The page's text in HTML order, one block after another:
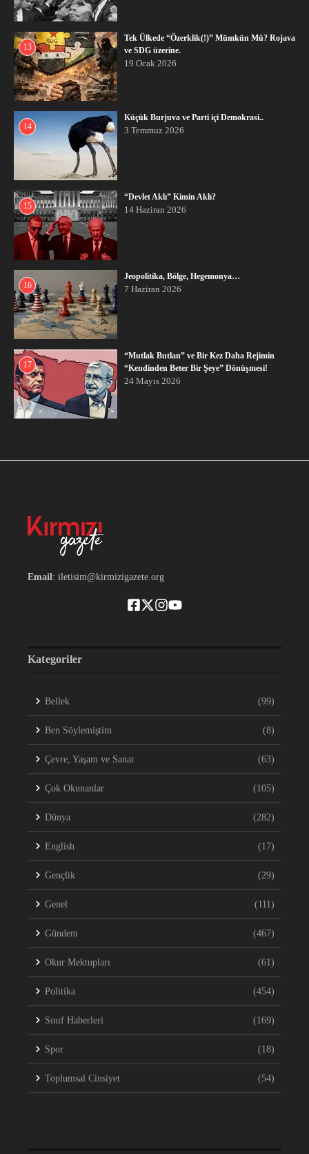
13
Tek Ülkede “Özerklik(!)” Mümkün Mü? Rojava
ve SDG üzerine.
19 Ocak 2026
14
Küçük Burjuva ve Parti içi Demokrasi..
3 Temmuz 2026
15
“Devlet Aklı” Kimin Aklı?
14 Haziran 2026
16
Jeopolitika, Bölge, Hegemonya…
7 Haziran 2026
17
“Mutlak Butlan” ve Bir Kez Daha Rejimin
“Kendinden Beter Bir Şeye” Dönüşmesi!
24 Mayıs 2026
Email: iletisim@kirmizigazete.org
Kategoriler
Bellek (99)
Ben Söylemiştim (8)
Çevre, Yaşam ve Sanat (63)
Çok Okunanlar (105)
Dünya (282)
English (17)
Gençlik (29)
Genel (111)
Gündem (467)
Okur Mektupları (61)
Politika (454)
Sınıf Haberleri (169)
Spor (18)
Toplumsal Cinsiyet (54)